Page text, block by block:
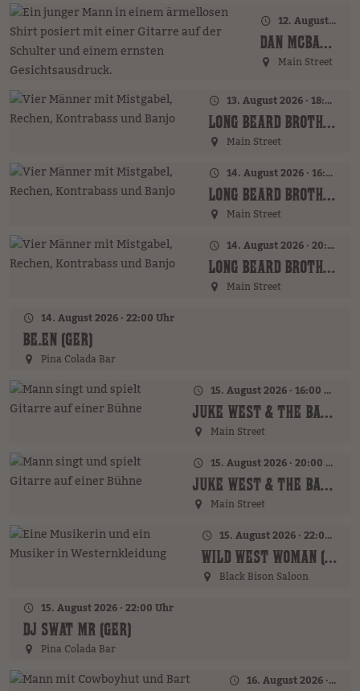
12. August 2026 · 20:00 Uhr
DAN MCBAKER (GER)
Main Street
13. August 2026 · 18:00 Uhr
LONG BEARD BROTHERS (AT)
Main Street
14. August 2026 · 16:00 Uhr – 18:00 Uhr
LONG BEARD BROTHERS (AT)
Main Street
14. August 2026 · 20:00 Uhr
LONG BEARD BROTHERS (AT)
Main Street
14. August 2026 · 22:00 Uhr
BE.EN (GER)
Pina Colada Bar
15. August 2026 · 16:00 Uhr – 18:00 Uhr
JUKE WEST & THE BAND (AT)
Main Street
15. August 2026 · 20:00 Uhr
JUKE WEST & THE BAND (AT)
Main Street
15. August 2026 · 22:00 Uhr
WILD WEST WOMAN (GER)
Black Bison Saloon
15. August 2026 · 22:00 Uhr
DJ SWAT MR (GER)
Pina Colada Bar
16. August 2026 · 16:00 Uhr – 17:00 Uhr